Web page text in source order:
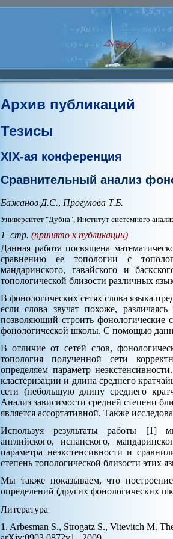
Архив публикаций
Тезисы
XIX-ая конференция
Сравнительный анализ
Бажанов Д.С., Прогулова Т.Б.
Университет "Дубна", Институт системного
1 стр. (принято к публикации)
Данная работа посвящена
сравнению ее топологии с
мандаринского, гавайского и
топологической близости различных
В фонологических сетях слова языка
если слова звучат похоже,
позволяющий строить фонологические
фонологической школы. С помощью
В отличие от сетей слов,
топология полученной сети
определяем параметр
кластеризации и длина среднего
сети (небольшую длину среднего
Анализ зависимости средней степени
является ассортативной. Также
Используя результаты работы [1]
английского, испанского,
параметра неэкстенсивности и
степень топологической близости этих
Мы также показываем, что
определений (других фонологических
Литература
1. Arbesman S., Strogatz S., Vitevitch M.